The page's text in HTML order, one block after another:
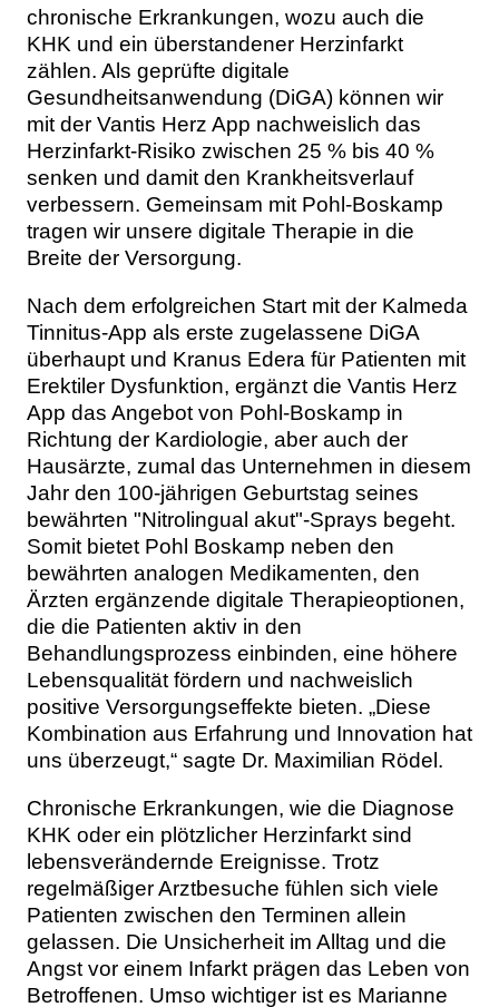
chronische Erkrankungen, wozu auch die
KHK und ein überstandener Herzinfarkt
zählen. Als geprüfte digitale
Gesundheitsanwendung (DiGA) können wir
mit der Vantis Herz App nachweislich das
Herzinfarkt-Risiko zwischen 25 % bis 40 %
senken und damit den Krankheitsverlauf
verbessern. Gemeinsam mit Pohl-Boskamp
tragen wir unsere digitale Therapie in die
Breite der Versorgung.
Nach dem erfolgreichen Start mit der Kalmeda
Tinnitus-App als erste zugelassene DiGA
überhaupt und Kranus Edera für Patienten mit
Erektiler Dysfunktion, ergänzt die Vantis Herz
App das Angebot von Pohl-Boskamp in
Richtung der Kardiologie, aber auch der
Hausärzte, zumal das Unternehmen in diesem
Jahr den 100-jährigen Geburtstag seines
bewährten "Nitrolingual akut"-Sprays begeht.
Somit bietet Pohl Boskamp neben den
bewährten analogen Medikamenten, den
Ärzten ergänzende digitale Therapieoptionen,
die die Patienten aktiv in den
Behandlungsprozess einbinden, eine höhere
Lebensqualität fördern und nachweislich
positive Versorgungseffekte bieten. „Diese
Kombination aus Erfahrung und Innovation hat
uns überzeugt,“ sagte Dr. Maximilian Rödel.
Chronische Erkrankungen, wie die Diagnose
KHK oder ein plötzlicher Herzinfarkt sind
lebensverändernde Ereignisse. Trotz
regelmäßiger Arztbesuche fühlen sich viele
Patienten zwischen den Terminen allein
gelassen. Die Unsicherheit im Alltag und die
Angst vor einem Infarkt prägen das Leben von
Betroffenen. Umso wichtiger ist es Marianne